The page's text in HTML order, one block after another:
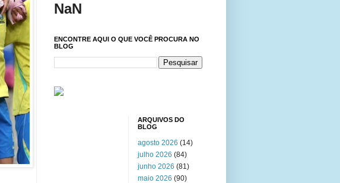
NaN
ENCONTRE AQUI O QUE VOCÊ PROCURA NO
BLOG
ARQUIVOS DO
BLOG
agosto 2026 (14)
julho 2026 (84)
junho 2026 (81)
maio 2026 (90)